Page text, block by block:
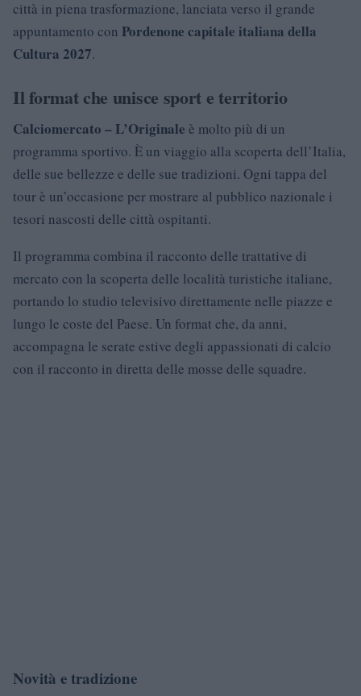
città in piena trasformazione, lanciata verso il grande
appuntamento con Pordenone capitale italiana della
Cultura 2027.
Il format che unisce sport e territorio
Calciomercato – L’Originale è molto più di un
programma sportivo. È un viaggio alla scoperta dell’Italia,
delle sue bellezze e delle sue tradizioni. Ogni tappa del
tour è un’occasione per mostrare al pubblico nazionale i
tesori nascosti delle città ospitanti.
Il programma combina il racconto delle trattative di
mercato con la scoperta delle località turistiche italiane,
portando lo studio televisivo direttamente nelle piazze e
lungo le coste del Paese. Un format che, da anni,
accompagna le serate estive degli appassionati di calcio
con il racconto in diretta delle mosse delle squadre.
Novità e tradizione